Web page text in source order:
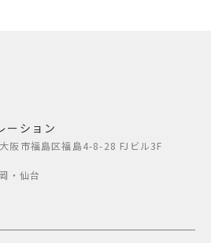
ーション
市福島区福島4-8-28 FJビル3F
・仙台